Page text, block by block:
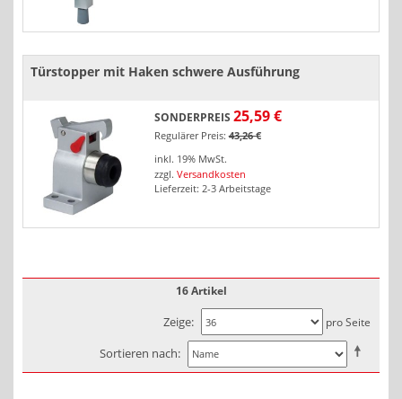
Türstopper mit Haken schwere Ausführung
SONDERPREIS 25,59 €
Regulärer Preis: 43,26 €
inkl. 19% MwSt.
zzgl. Versandkosten
Lieferzeit: 2-3 Arbeitstage
16 Artikel
Zeige pro Seite
Sortieren nach